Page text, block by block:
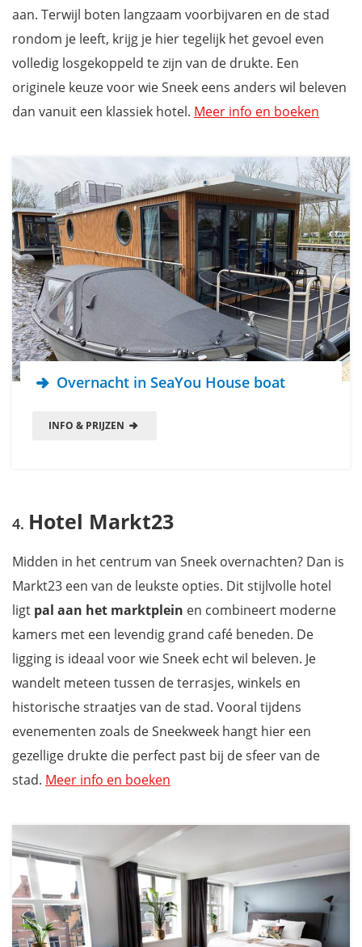
aan. Terwijl boten langzaam voorbijvaren en de stad
rondom je leeft, krijg je hier tegelijk het gevoel even
volledig losgekoppeld te zijn van de drukte. Een
originele keuze voor wie Sneek eens anders wil beleven
dan vanuit een klassiek hotel. Meer info en boeken
Overnacht in SeaYou House boat
INFO & PRIJZEN
Hotel Markt23
Midden in het centrum van Sneek overnachten? Dan is
Markt23 een van de leukste opties. Dit stijlvolle hotel
ligt pal aan het marktplein en combineert moderne
kamers met een levendig grand café beneden. De
ligging is ideaal voor wie Sneek echt wil beleven. Je
wandelt meteen tussen de terrasjes, winkels en
historische straatjes van de stad. Vooral tijdens
evenementen zoals de Sneekweek hangt hier een
gezellige drukte die perfect past bij de sfeer van de
stad. Meer info en boeken